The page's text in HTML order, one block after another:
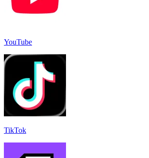
YouTube
TikTok